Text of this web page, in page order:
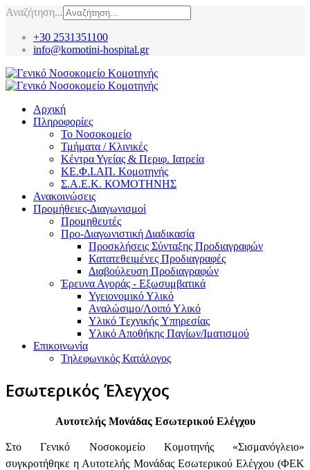
Αναζήτηση...
+30 2531351100
info@komotini-hospital.gr
Αρχική
Πληροφορίες
Το Νοσοκομείο
Τμήματα / Κλινικές
Κέντρα Υγείας & Περιφ. Ιατρεία
ΚΕ.Φ.Ι.ΑΠ. Κομοτηνής
Σ.Α.Ε.Κ. ΚΟΜΟΤΗΝΗΣ
Ανακοινώσεις
Προμήθειες-Διαγωνισμοί
Προμηθευτές
Προ-Διαγωνιστική Διαδικασία
Προσκλήσεις Σύνταξης Προδιαγραφών
Κατατεθειμένες Προδιαγραφές
Διαβούλευση Προδιαγραφών
Έρευνα Αγοράς - Εξωσυμβατικά
Υγειονομικό Υλικό
Αναλώσιμο/Λοιπό Υλικό
Υλικό Tεχνικής Yπηρεσίας
Υλικό Αποθήκης Παγίων/Ιματισμού
Επικοινωνία
Τηλεφωνικός Κατάλογος
Εσωτερικός Έλεγχος
Αυτοτελής Μονάδας Εσωτερικού Ελέγχου
Στο Γενικό Νοσοκομείο Κομοτηνής «Σισμανόγλειο»
συγκροτήθηκε η Αυτοτελής Μονάδας Εσωτερικού Ελέγχου (ΦΕΚ